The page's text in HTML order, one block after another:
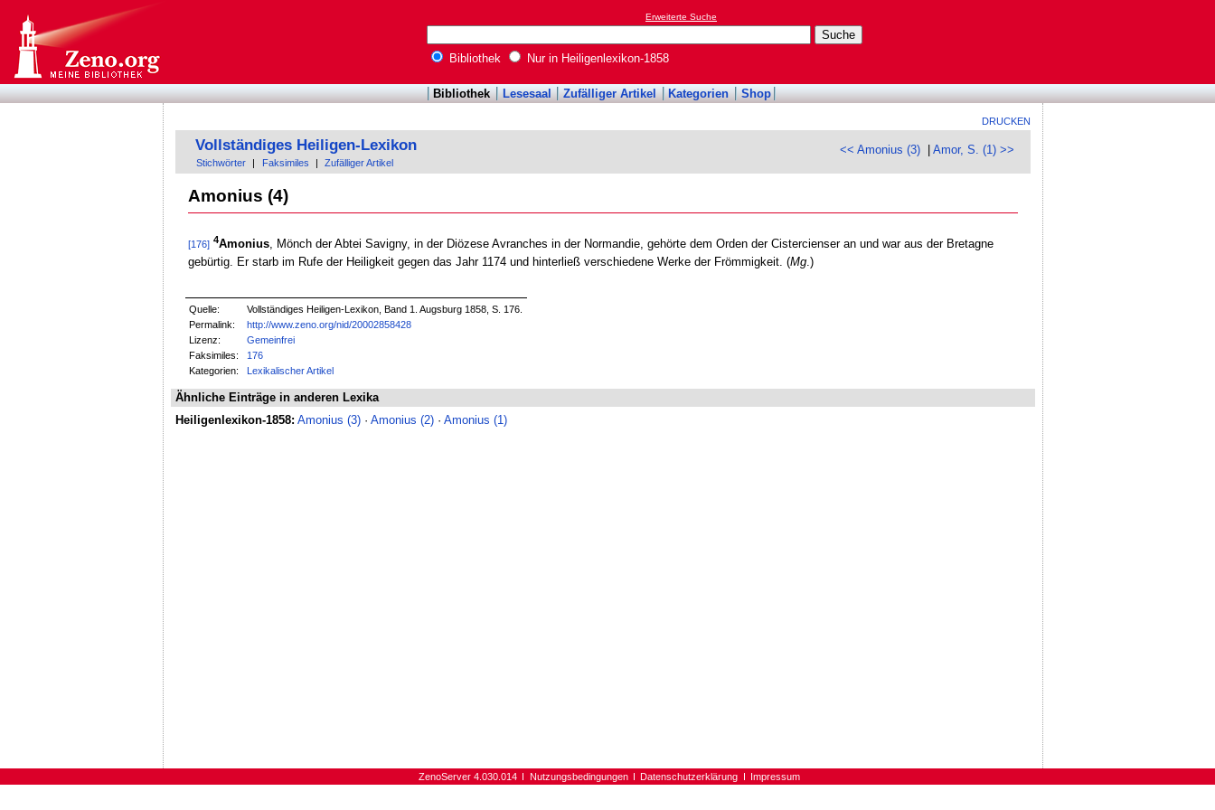
Erweiterte Suche
Bibliothek Nur in Heiligenlexikon-1858
Bibliothek Lesesaal Zufälliger Artikel Kategorien Shop
DRUCKEN
<< Amonius (3) |Amor, S. (1) >>
Vollständiges Heiligen-Lexikon
Stichwörter Faksimiles Zufälliger Artikel
Amonius (4)
[176] 4Amonius, Mönch der Abtei Savigny, in der Diözese Avranches in der Normandie, gehörte dem Orden der Cistercienser an und war aus der Bretagne
gebürtig. Er starb im Rufe der Heiligkeit gegen das Jahr 1174 und hinterließ verschiedene Werke der Frömmigkeit. (Mg.)
Quelle:
Vollständiges Heiligen-Lexikon, Band 1. Augsburg 1858, S. 176.
Permalink:
http://www.zeno.org/nid/20002858428
Lizenz:
Gemeinfrei
Faksimiles:
176
Kategorien:
Lexikalischer Artikel
Ähnliche Einträge in anderen Lexika
Heiligenlexikon-1858: Amonius (3) ·Amonius (2) ·Amonius (1)
ZenoServer 4.030.014 Nutzungsbedingungen Datenschutzerklärung Impressum